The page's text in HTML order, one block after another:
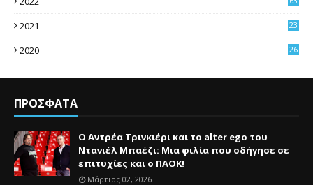
2021
23
2020
26
ΠΡΟΣΦΑΤΑ
Ο Αντρέα Τρινκιέρι και το alter ego του
Ντανιέλ Μπαέζι: Μια φιλία που οδήγησε σε
επιτυχίες και ο ΠΑΟΚ!
Μάρτιος 02, 2026